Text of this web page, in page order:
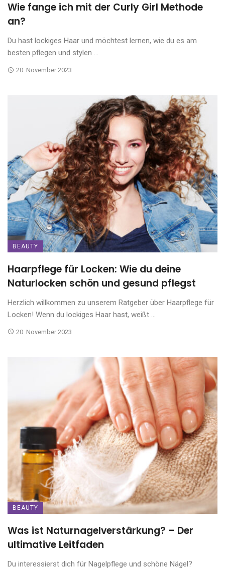
Wie fange ich mit der Curly Girl Methode
an?
Du hast lockiges Haar und möchtest lernen, wie du es am
besten pflegen und stylen ...
20. November 2023
BEAUTY
Haarpflege für Locken: Wie du deine
Naturlocken schön und gesund pflegst
Herzlich willkommen zu unserem Ratgeber über Haarpflege für
Locken! Wenn du lockiges Haar hast, weißt ...
20. November 2023
BEAUTY
Was ist Naturnagelverstärkung? – Der
ultimative Leitfaden
Du interessierst dich für Nagelpflege und schöne Nägel?